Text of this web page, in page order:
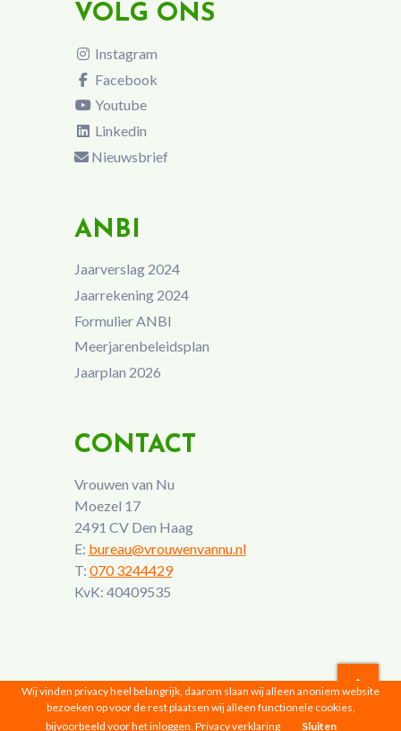
VOLG ONS
Instagram
Facebook
Youtube
Linkedin
Nieuwsbrief
ANBI
Jaarverslag 2024
Jaarrekening 2024
Formulier ANBI
Meerjarenbeleidsplan
Jaarplan 2026
CONTACT
Vrouwen van Nu
Moezel 17
2491 CV Den Haag
E: bureau@vrouwenvannu.nl
T: 070 3244429
KvK: 40409535
Vrouwen van Nu © 2026 |Privacyverklaring
Wij vinden privacy heel belangrijk, daarom slaan wij alleen anoniem website
bezoeken op voor de rest plaatsen wij alleen functionele cookies,
bijvoorbeeld voor het inloggen. Privacy verklaring Sluiten